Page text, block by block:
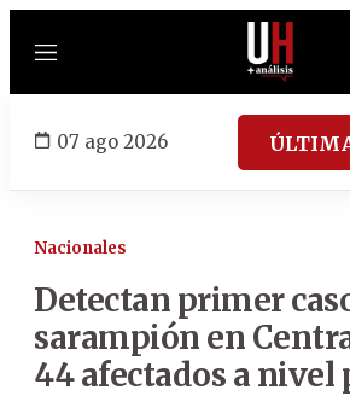
Menú
07 ago 2026
Nacionales
Detectan primer
sarampión en
44 afectados a nivel